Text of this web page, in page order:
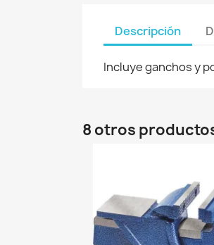
Descripción
Incluye ganchos y
8 otros